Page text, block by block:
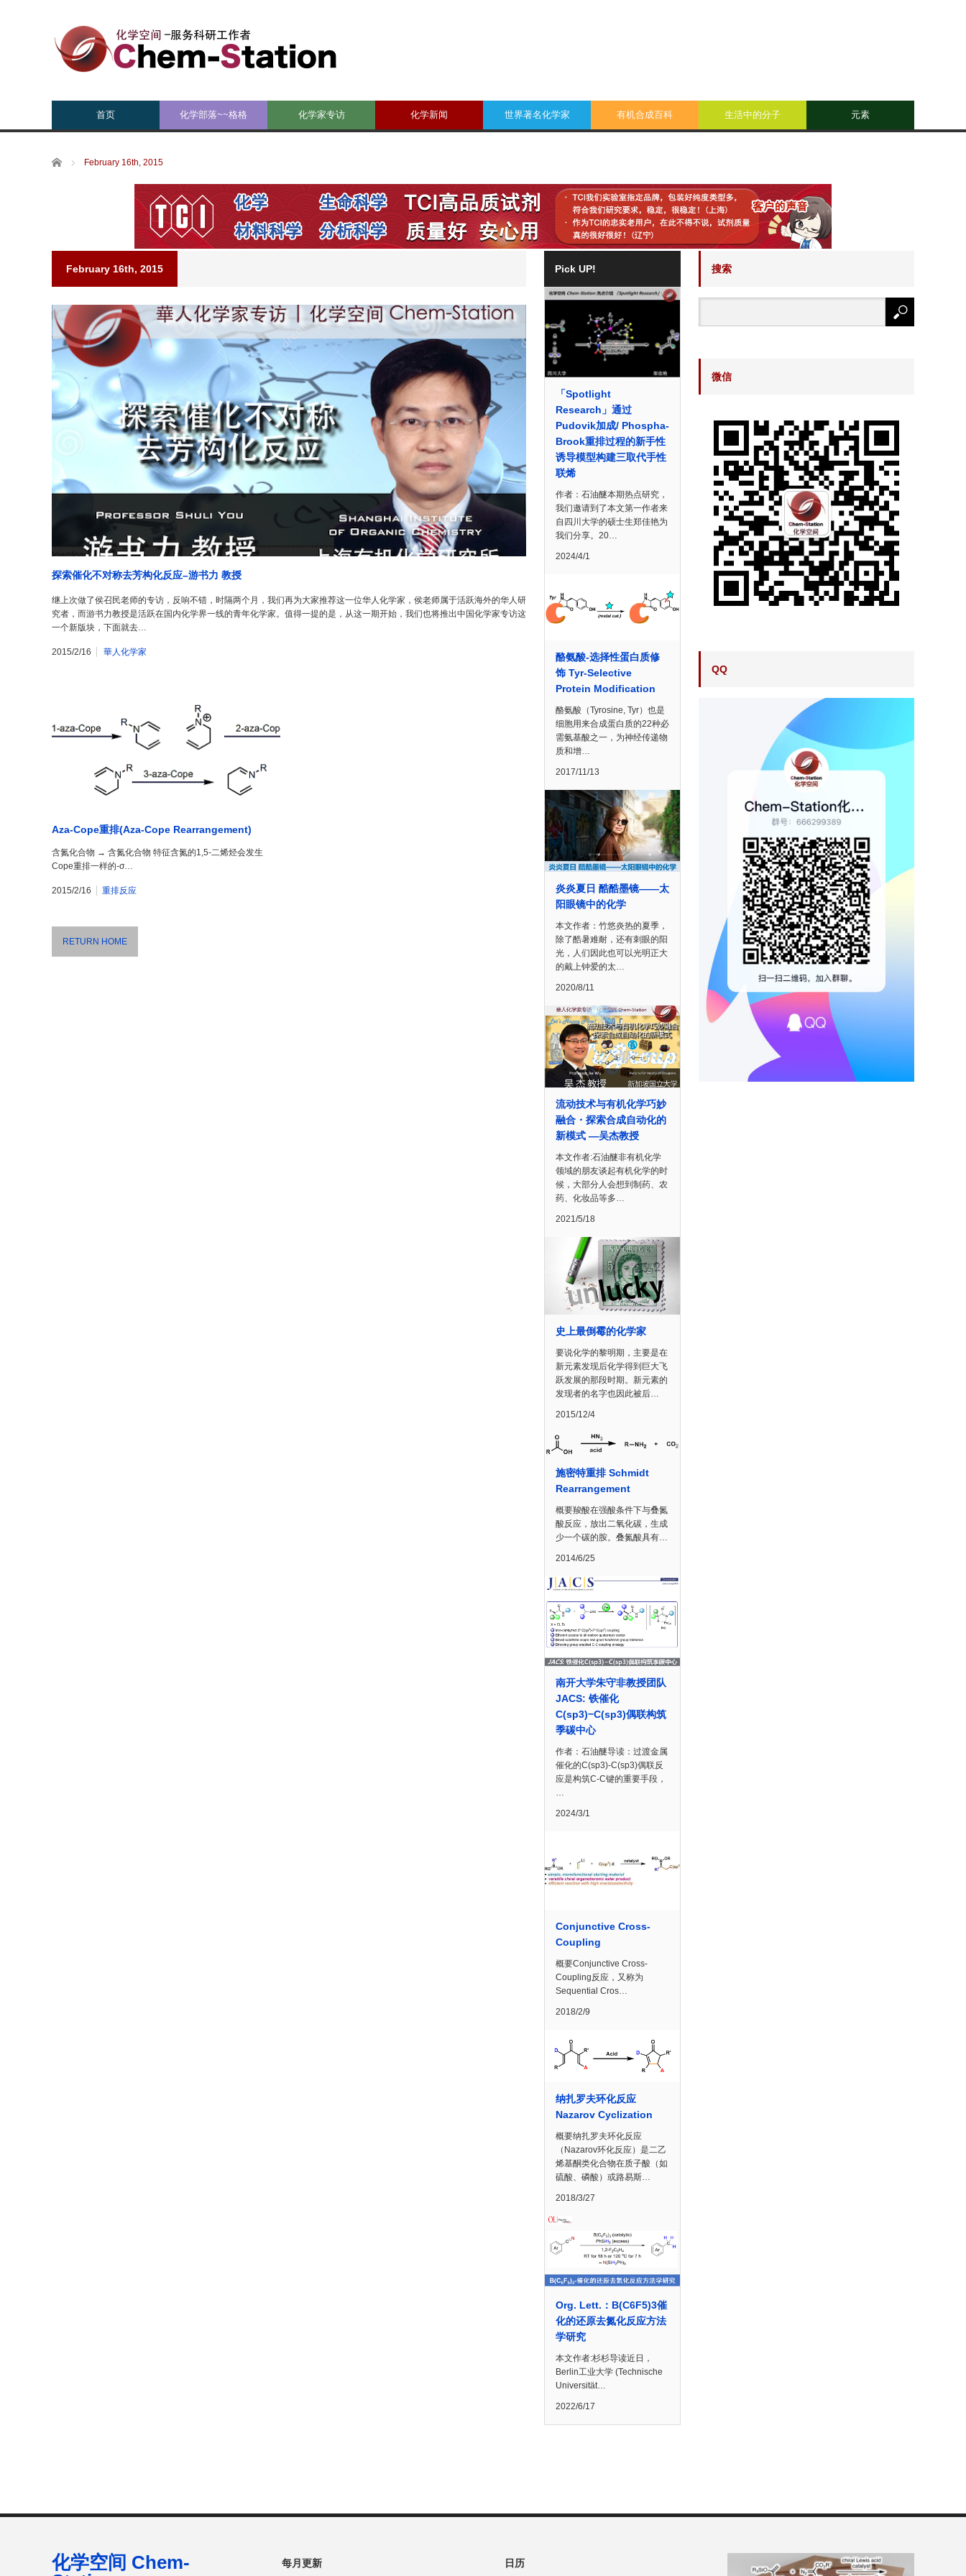
首页 化学部落~~格格 化学家专访 化学新闻 世界著名化学家 有机合成百科 生活中的分子 元素
Home February 16th, 2015
February 16th, 2015
探索催化不对称去芳构化反应–游书力 教授
继上次做了侯召民老师的专访，反响不错，时隔两个月，我们再为大家推荐这一位华人化学家，侯老师属于活跃海外的华人研
究者，而游书力教授是活跃在国内化学界一线的青年化学家。值得一提的是，从这一期开始，我们也将推出中国化学家专访这
一个新版块，下面就去…
2015/2/16 華人化学家
Aza-Cope重排(Aza-Cope Rearrangement)
含氮化合物 → 含氮化合物 特征含氮的1,5-二烯烃会发生
Cope重排一样的-σ…
2015/2/16 重排反应
RETURN HOME
Pick UP!
「Spotlight
Research」通过
Pudovik加成/ Phospha-
Brook重排过程的新手性
诱导模型构建三取代手性
联烯
作者：石油醚本期热点研究，
我们邀请到了本文第一作者来
自四川大学的硕士生郑佳艳为
我们分享。20…
2024/4/1
酪氨酸-选择性蛋白质修
饰 Tyr-Selective
Protein Modification
酪氨酸（Tyrosine, Tyr）也是
细胞用来合成蛋白质的22种必
需氨基酸之一，为神经传递物
质和增…
2017/11/13
炎炎夏日 酷酷墨镜——太
阳眼镜中的化学
本文作者：竹悠炎热的夏季，
除了酷暑难耐，还有刺眼的阳
光，人们因此也可以光明正大
的戴上钟爱的太…
2020/8/11
流动技术与有机化学巧妙
融合・探索合成自动化的
新模式 —吴杰教授
本文作者:石油醚非有机化学
领域的朋友谈起有机化学的时
候，大部分人会想到制药、农
药、化妆品等多…
2021/5/18
史上最倒霉的化学家
要说化学的黎明期，主要是在
新元素发现后化学得到巨大飞
跃发展的那段时期。新元素的
发现者的名字也因此被后…
2015/12/4
施密特重排 Schmidt
Rearrangement
概要羧酸在强酸条件下与叠氮
酸反应，放出二氧化碳，生成
少一个碳的胺。叠氮酸具有…
2014/6/25
南开大学朱守非教授团队
JACS: 铁催化
C(sp3)−C(sp3)偶联构筑
季碳中心
作者：石油醚导读：过渡金属
催化的C(sp3)-C(sp3)偶联反
应是构筑C-C键的重要手段，
2024/3/1
Conjunctive Cross-
Coupling
概要Conjunctive Cross-
Coupling反应，又称为
Sequential Cros…
2018/2/9
纳扎罗夫环化反应
Nazarov Cyclization
概要纳扎罗夫环化反应
（Nazarov环化反应）是二乙
烯基酮类化合物在质子酸（如
硫酸、磷酸）或路易斯…
2018/3/27
Org. Lett.：B(C6F5)3催
化的还原去氮化反应方法
学研究
本文作者:杉杉导读近日，
Berlin工业大学 (Technische
Universität…
2022/6/17
搜索
微信
QQ
每月更新 日历
化学空间 Chem-